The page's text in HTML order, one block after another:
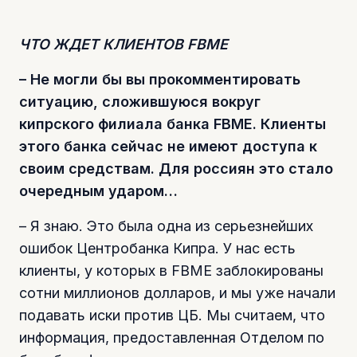
ЧТО ЖДЕТ КЛИЕНТОВ FBME
– Не могли бы вы прокомментировать
ситуацию, сложившуюся вокруг
кипрского филиала банка FBME. Клиенты
этого банка сейчас не имеют доступа к
своим средствам. Для россиян это стало
очередным ударом…
– Я знаю. Это была одна из серьезнейших
ошибок Центробанка Кипра. У нас есть
клиенты, у которых в FBME заблокированы
сотни миллионов долларов, и мы уже начали
подавать иски против ЦБ. Мы считаем, что
информация, предоставленная Отделом по